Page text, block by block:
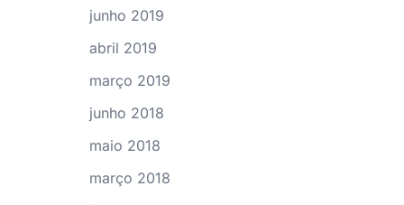
junho 2019
abril 2019
março 2019
junho 2018
maio 2018
março 2018